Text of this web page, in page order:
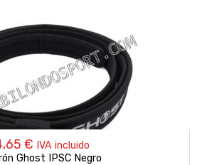
€ IVA incluido
Ghost IPSC Negro